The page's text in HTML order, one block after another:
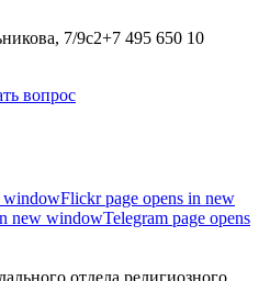
7/9с2+7 495 650 10
вопрос
windowFlickr page opens in new
new windowTelegram page opens
отдела религиозного